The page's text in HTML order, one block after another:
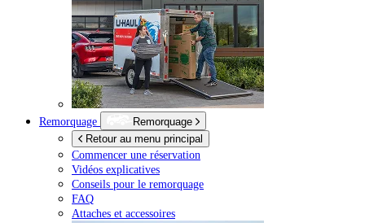
Remorquage
Remorquage
Retour au menu principal
Commencer une réservation
Vidéos explicatives
Conseils pour le remorquage
FAQ
Attaches et accessoires